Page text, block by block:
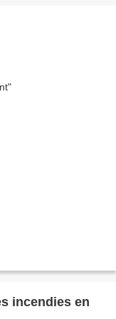
incendies en